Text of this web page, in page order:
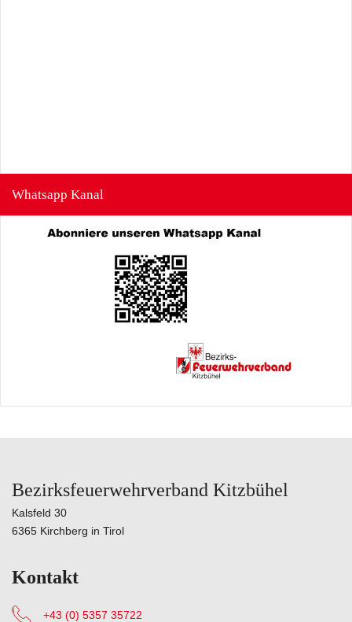
Whatsapp Kanal
Bezirksfeuerwehrverband Kitzbühel
Kalsfeld 30
6365 Kirchberg in Tirol
Kontakt
+43 (0) 5357 35722